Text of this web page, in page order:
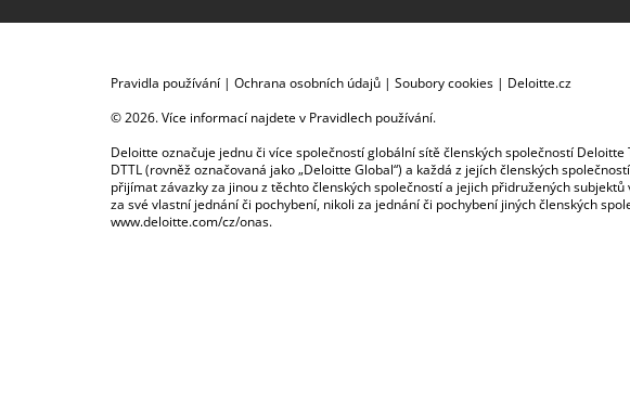
Pravidla používání | Ochrana osobních údajů | Soubory cookies | Deloitte.cz
© 2026. Více informací najdete v Pravidlech používání.
Deloitte označuje jednu či více společností globální sítě členských společností
DTTL (rovněž označovaná jako „Deloitte Global“) a každá z jejích členských
přijímat závazky za jinou z těchto členských společností a jejich přidružených
za své vlastní jednání či pochybení, nikoli za jednání či pochybení jiných členských
www.deloitte.com/cz/onas.